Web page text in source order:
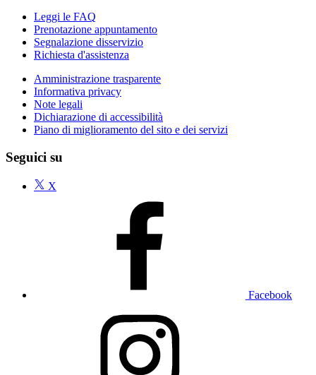
Leggi le FAQ
Prenotazione appuntamento
Segnalazione disservizio
Richiesta d'assistenza
Amministrazione trasparente
Informativa privacy
Note legali
Dichiarazione di accessibilità
Piano di miglioramento del sito e dei servizi
Seguici su
X
Facebook